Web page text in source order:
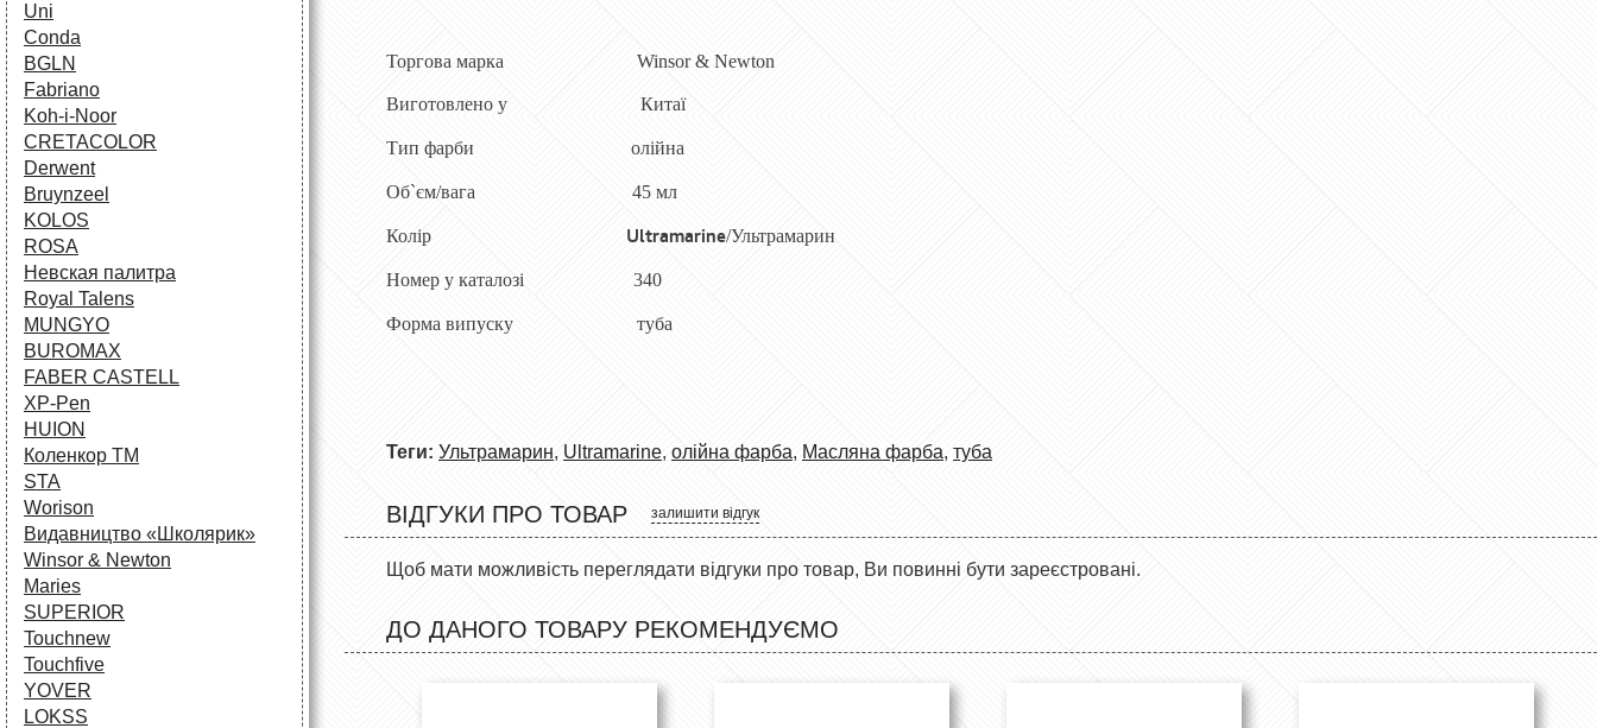
Uni
Conda
BGLN
Fabriano
Koh-i-Noor
CRETACOLOR
Derwent
Bruynzeel
KOLOS
ROSA
Невская палитра
Royal Talens
MUNGYO
BUROMAX
FABER CASTELL
XP-Pen
HUION
Коленкор ТМ
STA
Worison
Видавництво «Школярик»
Winsor & Newton
Maries
SUPERIOR
Touchnew
Touchfive
YOVER
LOKSS
Торгова марка Winsor & Newton
Виготовлено у Китаї
Тип фарби олійна
Об`єм/вага 45 мл
Колір Ultramarine/Ультрамарин
Номер у каталозі 340
Форма випуску туба
Теги: Ультрамарин, Ultramarine, олійна фарба, Масляна фарба, туба
ВІДГУКИ ПРО ТОВАР залишити відгук
Щоб мати можливість переглядати відгуки про товар, Ви повинні бути зареєстровані.
ДО ДАНОГО ТОВАРУ РЕКОМЕНДУЄМО